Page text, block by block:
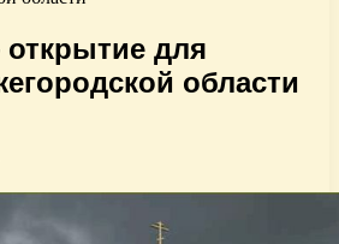
для
области